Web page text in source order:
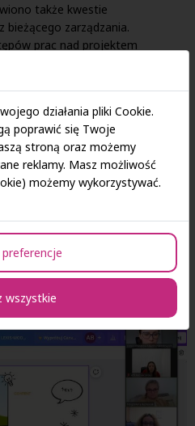
także kwestie
bieżącego zarządzania.
prac nad projektem
działania pliki Cookie.
poprawić się Twoje
stroną oraz możemy
reklamy. Masz możliwość
możemy wykorzystywać.
wszystkie